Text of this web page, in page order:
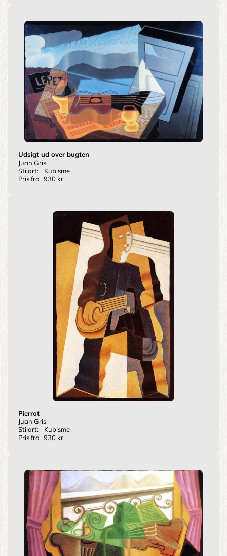
Udsigt ud over bugten
Juan Gris
Stilart:
Kubisme
Pris fra 930 kr.
Pierrot
Juan Gris
Stilart:
Kubisme
Pris fra 930 kr.